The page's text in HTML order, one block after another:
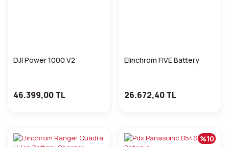
DJI Power 1000 V2
46.399,00 TL
Elinchrom FIVE Battery
26.672,40 TL
%10